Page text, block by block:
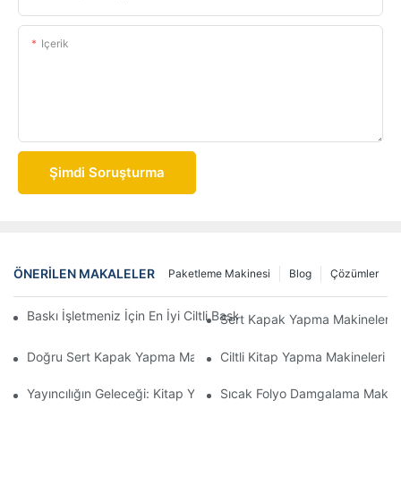
Içerik
Şimdi Soruşturma
ÖNERILEN MAKALELER Çözümler
Blog
Paketleme Makinesi
Baskı İşletmeniz İçin En İyi Ciltli Baskı Makinesini Seçmek İçin
Sert Kapak Yapma Makineleri
Doğru Sert Kapak Yapma Makinesini Seçmek İçin En İyi Kılavuz
Ciltli Kitap Yapma Makineleri
Yayıncılığın Geleceği: Kitap Yapma Makinesinin Yükselişi
Sıcak Folyo Damgalama